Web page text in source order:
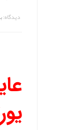
دیدگاه: